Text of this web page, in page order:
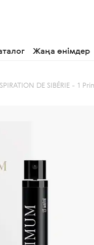
Жаңа өнімдер
DE SIBÉRIE - 1